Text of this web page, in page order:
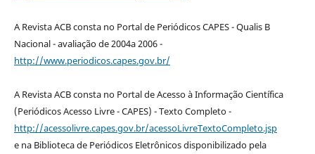
A Revista ACB consta no Portal de Periódicos CAPES - Qualis B
Nacional - avaliação de 2004a 2006 -
http://www.periodicos.capes.gov.br/
A Revista ACB consta no Portal de Acesso à Informação Científica
(Periódicos Acesso Livre - CAPES) - Texto Completo -
http://acessolivre.capes.gov.br/acessoLivreTextoCompleto.jsp
e na Biblioteca de Periódicos Eletrônicos disponibilizado pela